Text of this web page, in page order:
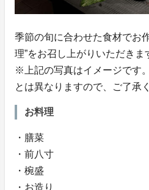
季節の旬に合わせた食材でお
理”をお召し上がりいただきま
※上記の写真はイメージです
とは異なりますので、ご了承
お料理
・膳菜
・前八寸
・椀盛
・お造り